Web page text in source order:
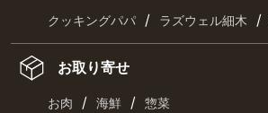
クッキングパパ / ラズウェル細木 /
お取り寄せ
お肉 / 海鮮 / 惣菜